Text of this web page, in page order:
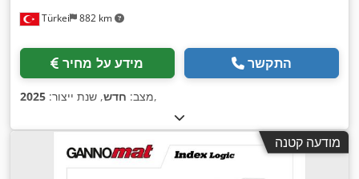
Türkei 882 km
מידע על מחיר התקשר
מצב: חדש, שנת ייצור: 2025 ,
מודעה קטנה